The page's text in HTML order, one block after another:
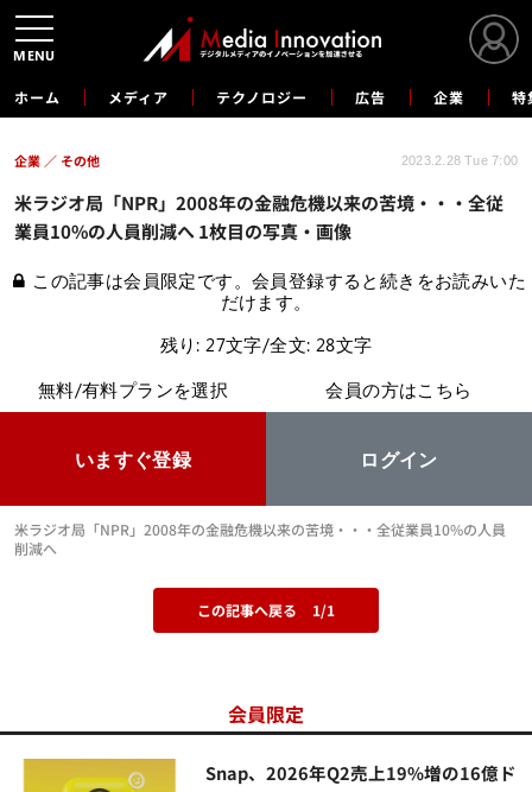
ホーム メディア テクノロジー 広告 企業 特
米ラジオ局「NPR」2008年の金融危機以来の苦境・・・全従
業員10%の人員削減へ 1枚目の写真・画像
企業 その他 2023.2.28 Tue 7:00
この記事は会員限定です。会員登録すると続きをお読みいた
だけます。
残り: 27文字/全文: 28文字
無料/有料プランを選択
いますぐ登録
会員の方はこちら
ログイン
米ラジオ局「NPR」2008年の金融危機以来の苦境・・・全従業員10%の人員
削減へ
この記事へ戻る 1/1
会員限定
Snap、2026年Q2売上19%増の16億ド
MENU